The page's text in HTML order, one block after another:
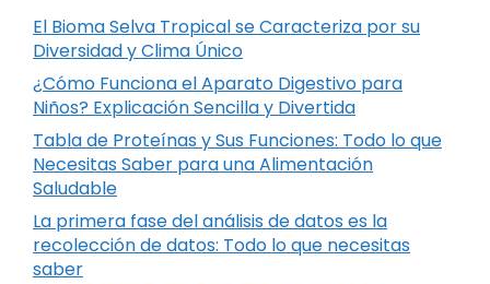
El Bioma Selva Tropical se Caracteriza por su
Diversidad y Clima Único
¿Cómo Funciona el Aparato Digestivo para
Niños? Explicación Sencilla y Divertida
Tabla de Proteínas y Sus Funciones: Todo lo que
Necesitas Saber para una Alimentación
Saludable
La primera fase del análisis de datos es la
recolección de datos: Todo lo que necesitas
saber